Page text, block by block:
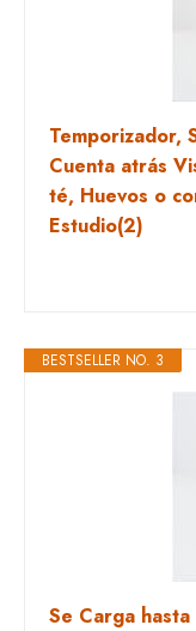
Temporizador,
Cuenta atrás
té, Huevos o
Estudio(2)
BESTSELLER NO. 3
Se Carga